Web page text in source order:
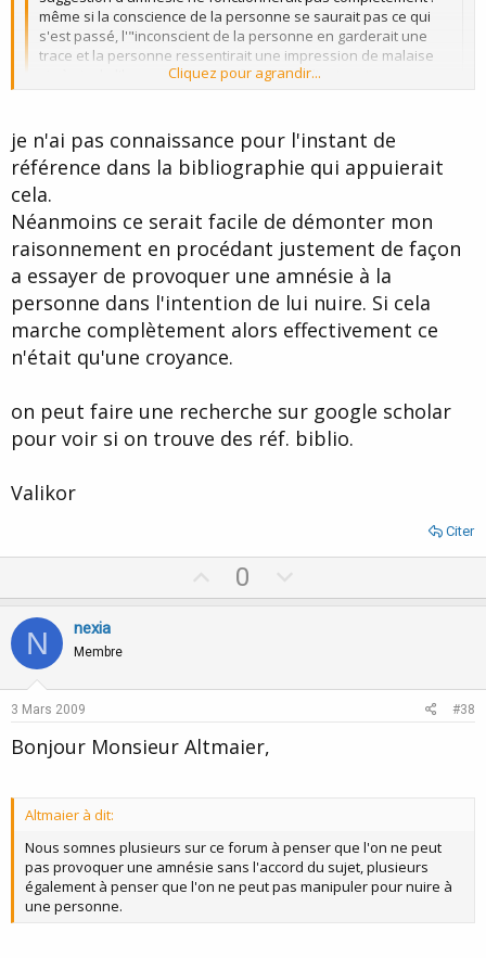
même si la conscience de la personne se saurait pas ce qui
s'est passé, l'"inconscient de la personne en garderait une
trace et la personne ressentirait une impression de malaise
vis à vis de l'hypnotiseur... qui ferait que d'autres transes
Valikor
C'est un problème circulaire...
D'après ce que vous dites une amnésie est possibleuniquement
à la condition que l'on ne nuise pas au patient...
Puisque l'on me demande toujours de démontrer les choses,
dans quelle circonstance avez vous constaté cela? ou avez vous
connaissance d'une expérience qui le démontre?
Si oui n'hésitez pas à me la communiquer.
Si non cela ne reste qu'une théorie qui vous conviens
certainement mais sans autre valeur que celle que vous lui
Cordialement,
Cliquez pour agrandir...
je n'ai pas connaissance pour l'instant de
référence dans la bibliographie qui appuierait
cela.
Néanmoins ce serait facile de démonter mon
raisonnement en procédant justement de façon
a essayer de provoquer une amnésie à la
personne dans l'intention de lui nuire. Si cela
marche complètement alors effectivement ce
n'était qu'une croyance.
on peut faire une recherche sur google scholar
pour voir si on trouve des réf. biblio.
Valikor
Citer
p
0
o
N nexia
Membre
3 Mars 2009 #38
Bonjour Monsieur Altmaier,
Altmaier à dit:
Nous somnes plusieurs sur ce forum à penser que l'on ne peut
pas provoquer une amnésie sans l'accord du sujet, plusieurs
également à penser que l'on ne peut pas manipuler pour nuire à
une personne.